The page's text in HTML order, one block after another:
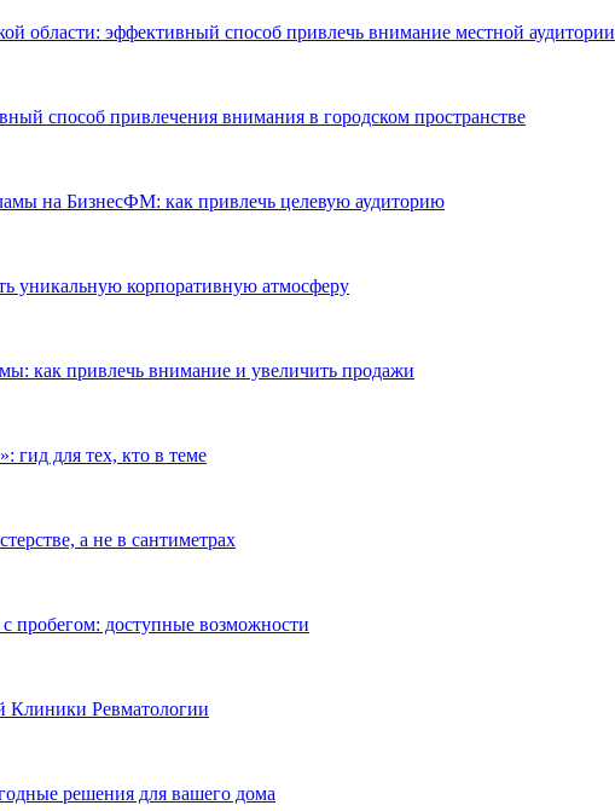
области: эффективный способ привлечь внимание местной аудитории
способ привлечения внимания в городском пространстве
на БизнесФМ: как привлечь целевую аудиторию
уникальную корпоративную атмосферу
как привлечь внимание и увеличить продажи
для тех, кто в теме
а не в сантиметрах
пробегом: доступные возможности
Ревматологии
решения для вашего дома